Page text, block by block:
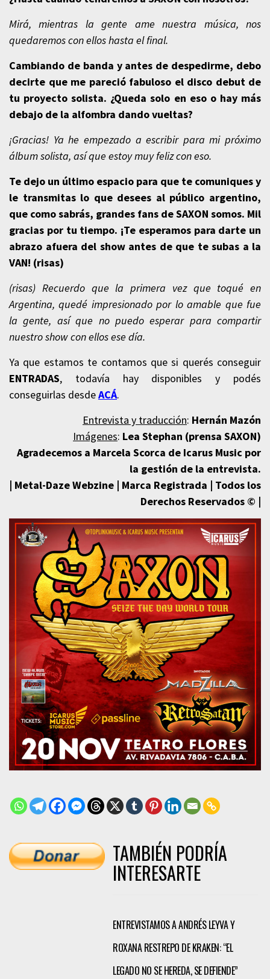
Mirá,mientras la gente ame nuestra música, nos
quedaremos con ellos hasta el final.
Cambiando de banda y antes de despedirme, debo
decirte que me pareció fabuloso el disco debut de
tu proyecto solista. ¿Queda solo en eso o hay más
debajo de la alfombra dando vueltas?
¡Gracias! Ya he empezado a escribir para mi próximo
álbum solista, así que estoy muy feliz con eso.
Te dejo un último espacio para que te comuniques y
le transmitas lo que desees al público argentino,
que como sabrás, grandes fans de SAXON somos. Mil
gracias por tu tiempo. ¡Te esperamos para darte un
abrazo afuera del show antes de que te subas a la
VAN! (risas)
(risas) Recuerdo que la primera vez que toqué en
Argentina, quedé impresionado por lo amable que fue
la gente, así que no puedo esperar para compartir
nuestro show con ellos ese día.
Ya que estamos te contamos que si querés conseguir
ENTRADAS, todavía hay disponibles y podés
conseguirlas desdeACÁ.
Entrevista y traducción: Hernán Mazón
Imágenes: Lea Stephan (prensa SAXON)
Agradecemos a Marcela Scorca de Icarus Music por
la gestión de la entrevista.
| Metal-Daze Webzine | Marca Registrada | Todos los
Derechos Reservados © |
TAMBIÉN PODRÍA
INTERESARTE
ENTREVISTAMOS A ANDRÉS LEYVA Y
ROXANA RESTREPO DE KRAKEN: “EL
LEGADO NO SE HEREDA, SE DEFIENDE”